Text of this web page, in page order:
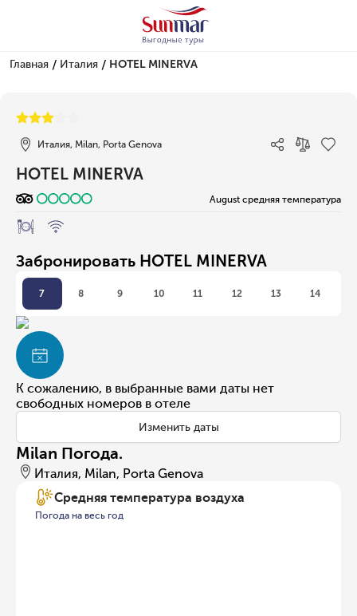
Главная / Италия / HOTEL MINERVA
Италия, Milan, Porta Genova
HOTEL MINERVA
August средняя температура
Забронировать HOTEL MINERVA
7 8 9 10 11 12 13 14
К сожалению, в выбранные вами даты нет
свободных номеров в отеле
Изменить даты
Milan Погода.
Италия, Milan, Porta Genova
Средняя температура воздуха
Погода на весь год